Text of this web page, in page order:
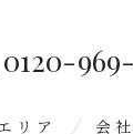
0120-
リア 会